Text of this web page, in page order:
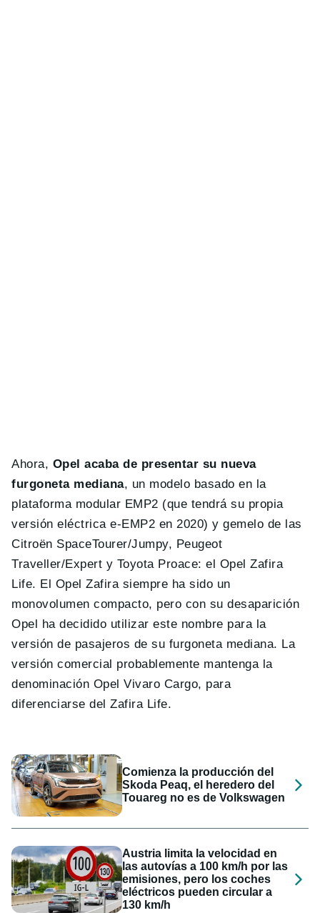
Ahora, Opel acaba de presentar su nueva
furgoneta mediana, un modelo basado en la
plataforma modular EMP2 (que tendrá su propia
versión eléctrica e-EMP2 en 2020) y gemelo de las
Citroën SpaceTourer/Jumpy, Peugeot
Traveller/Expert y Toyota Proace: el Opel Zafira
Life. El Opel Zafira siempre ha sido un
monovolumen compacto, pero con su desaparición
Opel ha decidido utilizar este nombre para la
versión de pasajeros de su furgoneta mediana. La
versión comercial probablemente mantenga la
denominación Opel Vivaro Cargo, para
diferenciarse del Zafira Life.
Comienza la producción del
Skoda Peaq, el heredero del
Touareg no es de Volkswagen
Austria limita la velocidad en
las autovías a 100 km/h por las
emisiones, pero los coches
eléctricos pueden circular a
130 km/h